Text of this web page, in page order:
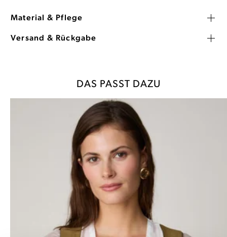
Material & Pflege
Versand & Rückgabe
DAS PASST DAZU